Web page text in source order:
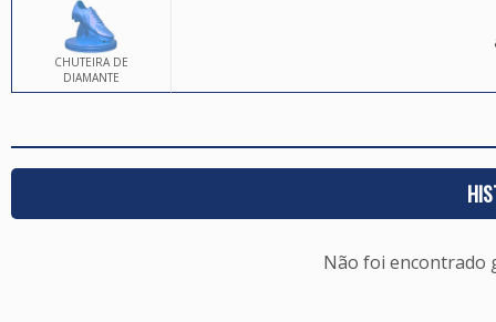
CHUTEIRA DE
DIAMANTE
Não foi encontrado